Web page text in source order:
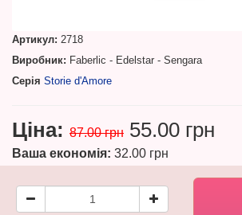
Артикул: 2718
Виробник: Faberlic - Edelstar - Sengara
Серія Storie d'Amore
Ціна: 87.00 грн 55.00 грн
Ваша економія: 32.00 грн